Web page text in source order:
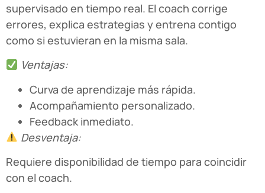
supervisado en tiempo real. El coach corrige
errores, explica estrategias y entrena contigo
como si estuvieran en la misma sala.
Ventajas:
Curva de aprendizaje más rápida.
Acompañamiento personalizado.
Feedback inmediato.
Desventaja:
Requiere disponibilidad de tiempo para coincidir
con el coach.